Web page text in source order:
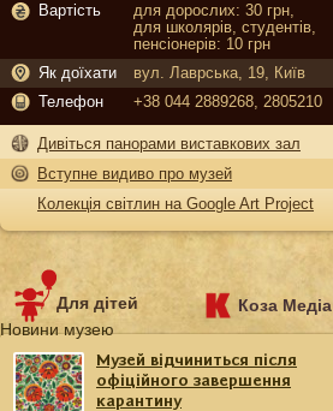
Вартість
для дорослих: 30 грн,
для школярів, студентів,
пенсіонерів: 10 грн
Як доїхати
вул. Лаврська, 19, Київ
Телефон
+38 044 2889268, 2805210
Дивіться панорами виставкових зал
Вступне видиво про музей
Колекція світлин на Google Art Project
Для дітей
Коза Медіа
Новини музею
Музей відчиниться після
офіційного завершення
карантину